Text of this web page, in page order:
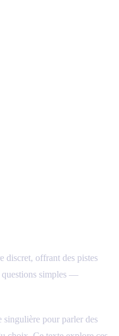
discret, offrant des pistes
questions simples —
singulière pour parler des